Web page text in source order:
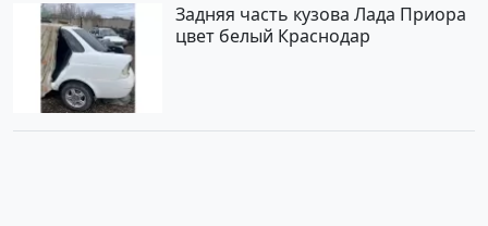
Задняя часть кузова Лада Приора
цвет белый Краснодар